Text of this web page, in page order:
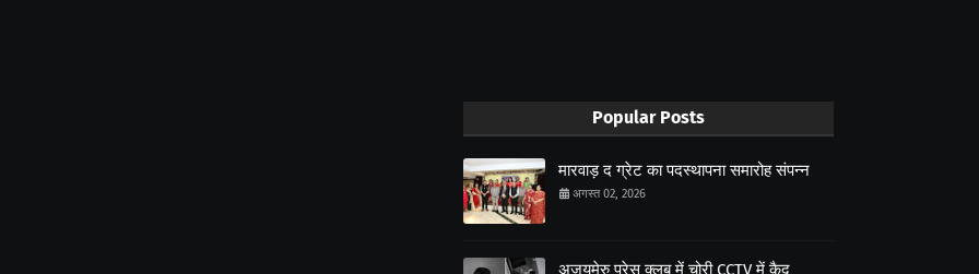
Popular Posts
मारवाड़ द ग्रेट का पदस्थापना समारोह संपन्न
अगस्त 02, 2026
अजयमेरु प्रेस क्लब में चोरी CCTV में कैद